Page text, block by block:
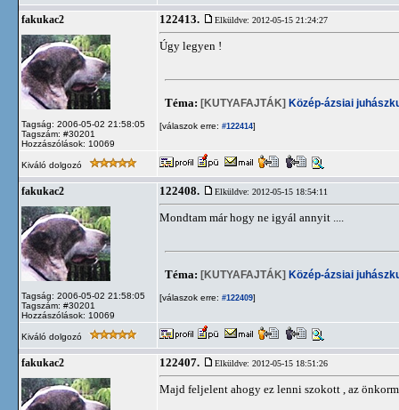
fakukac2
Tagság: 2006-05-02 21:58:05
Tagszám: #30201
Hozzászólások: 10069
122413. Elküldve: 2012-05-15 21:24:27
Úgy legyen !
Téma: [KUTYAFAJTÁK] Közép-ázsiai
[válaszok erre: #122414]
Kiváló dolgozó
fakukac2
Tagság: 2006-05-02 21:58:05
Tagszám: #30201
Hozzászólások: 10069
122408. Elküldve: 2012-05-15 18:54:11
Mondtam már hogy ne igyál annyit ....
Téma: [KUTYAFAJTÁK] Közép-ázsiai
[válaszok erre: #122409]
Kiváló dolgozó
fakukac2 122407. Elküldve: 2012-05-15 18:51:26
Majd feljelent ahogy ez lenni szokott , az